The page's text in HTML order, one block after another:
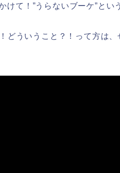
けて！”うらないブーケ”とい
どういうこと？！って方は